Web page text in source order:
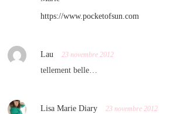
https://www.pocketofsun.com
Lau 23 novembre 2012
tellement belle…
Lisa Marie Diary 23 novembre 2012